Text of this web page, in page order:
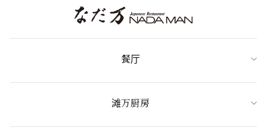
餐厅
滩万厨房